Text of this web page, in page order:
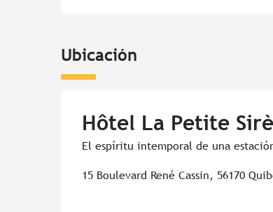
Ubicación
Hôtel La Petite
El espíritu intemporal de una
15 Boulevard René Cassin, 56170